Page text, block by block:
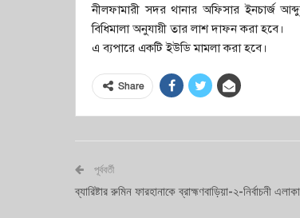
নীলফামারী সদর থানার অফিসার ইনচার্জ
বিধিমালা অনুযায়ী তার লাশ দাফন করা হবে।
এ ব্যপারে একটি ইউডি মামলা করা হবে।
Share
পূর্ববর্তী
ব্যারিষ্টার রুমিন ফারহানাকে ব্রাহ্মণবাড়িয়া-২-নির্বাচনী